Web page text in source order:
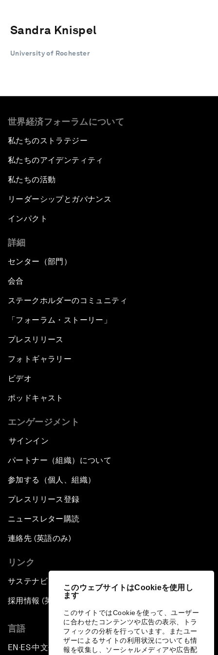
このウェブサイトはCookieを使用し
ます
このサイトではCookieを使って、ユーザー
に合わせたコンテンツや広告の表示、トラ
フィックの分析を行っています。またユー
ザーによるサイトの利用状況についても情
報を収集し、ソーシャルメディアや広告配
Sandra Knispel
University of Rochester
世界経済フォーラムについて
私たちのストラテジー
私たちのアイデンティティ
私たちの活動
リーダーシップとガバナンス
インパクト
詳細
センター（部門）
会合
ステークホルダーのコミュニティ
「フォーラム・ストーリー」
プレスリリース
フォトギャラリー
ビデオ
ポッドキャスト
エンゲージメント
サインイン
パートナー（組織）について
参加する（個人、組織）
プレスリリース登録
ニュースレター購読
連絡先 (英語のみ)
リンク
サステナビリティへの取り組み
採用情報 (英語のみ)
言語
EN ▪ES▪中文▪ 日本語